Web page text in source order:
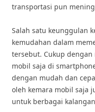
transportasi pun
Salah satu keunggulan
kemudahan dalam
tersebut. Cukup
mobil saja di
dengan mudah dan
oleh kemara mobil saja
untuk berbagai